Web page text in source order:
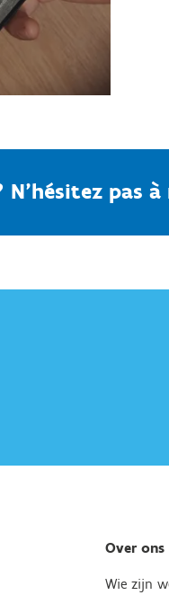
N'hésitez pas
Over ons
Wie zijn